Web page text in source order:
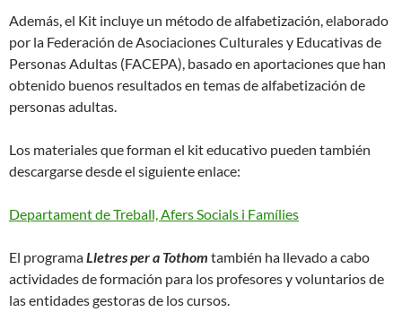
Además, el Kit incluye un método de alfabetización, elaborado
por la Federación de Asociaciones Culturales y Educativas de
Personas Adultas (FACEPA), basado en aportaciones que han
obtenido buenos resultados en temas de alfabetización de
personas adultas.
Los materiales que forman el kit educativo pueden también
descargarse desde el siguiente enlace:
Departament de Treball, Afers Socials i Famílies
El programaLletres per a Tothom también ha llevado a cabo
actividades de formación para los profesores y voluntarios de
las entidades gestoras de los cursos.